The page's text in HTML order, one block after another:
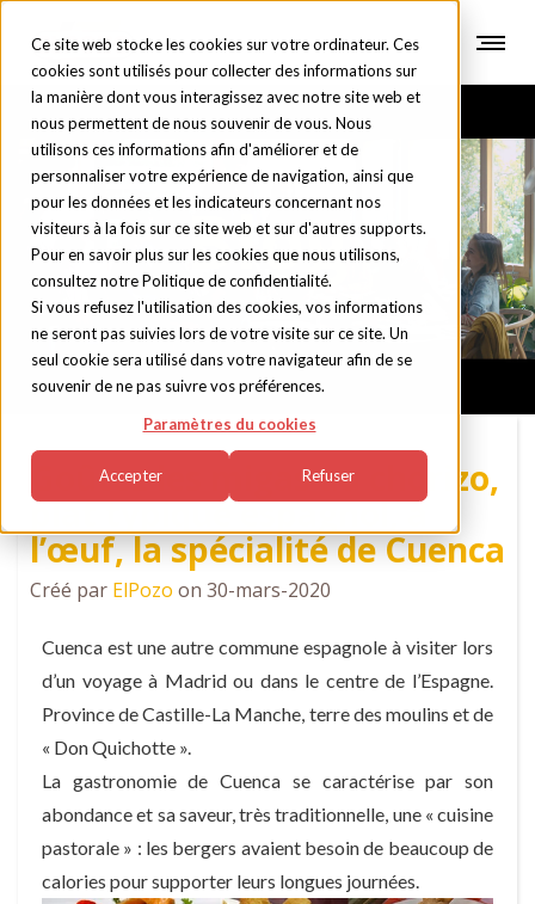
Ce site web stocke les cookies sur votre ordinateur. Ces
cookies sont utilisés pour collecter des informations sur
la manière dont vous interagissez avec notre site web et
nous permettent de nous souvenir de vous. Nous
utilisons ces informations afin d'améliorer et de
personnaliser votre expérience de navigation, ainsi que
pour les données et les indicateurs concernant nos
visiteurs à la fois sur ce site web et sur d'autres supports.
Pour en savoir plus sur les cookies que nous utilisons,
consultez notre Politique de confidentialité.
Si vous refusez l'utilisation des cookies, vos informations
ne seront pas suivies lors de votre visite sur ce site. Un
seul cookie sera utilisé dans votre navigateur afin de se
souvenir de ne pas suivre vos préférences.
Paramètres du cookies
Accepter Refuser
Blog
Goûtez les migas au chorizo,
plat typique espagnol, à
l’œuf, la spécialité de Cuenca
Créé par ElPozo on 30-mars-2020
Cuenca est une autre commune espagnole à visiter lors
d’un voyage à Madrid ou dans le centre de l’Espagne.
Province de Castille-La Manche, terre des moulins et de
« Don Quichotte ».
La gastronomie de Cuenca se caractérise par son
abondance et sa saveur, très traditionnelle, une « cuisine
pastorale » : les bergers avaient besoin de beaucoup de
calories pour supporter leurs longues journées.